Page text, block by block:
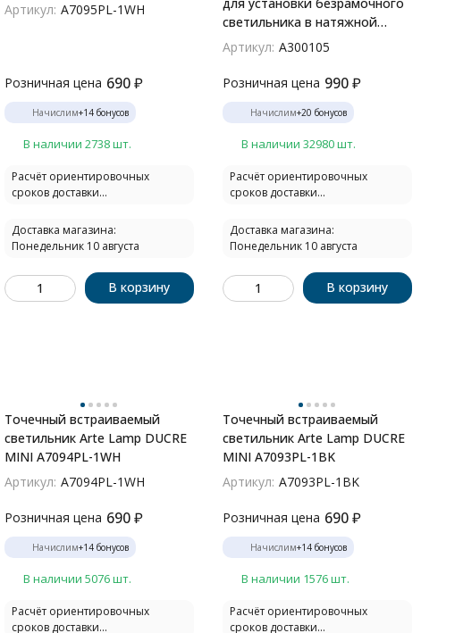
Артикул: A7095PL-1WH
Розничная цена 690 ₽
Начислим+14бонусов
В наличии 2738 шт.
Расчёт ориентировочных
сроков доставки...
Доставка магазина:
Понедельник 10 августа
В корзину
светильника в натяжной
потолок из ПВХ Arte Lamp
INTER A300105
Артикул: A300105
Розничная цена 990 ₽
Начислим+20 бонусов
В наличии 32980 шт.
Расчёт ориентировочных
сроков доставки...
Доставка магазина:
Понедельник 10 августа
В корзину
Точечный встраиваемый
светильник Arte Lamp DUCRE
MINI A7094PL-1WH
Артикул: A7094PL-1WH
Розничная цена 690 ₽
Начислим+14бонусов
В наличии 5076 шт.
Расчёт ориентировочных
сроков доставки...
Точечный встраиваемый
светильник Arte Lamp DUCRE
MINI A7093PL-1BK
Артикул: A7093PL-1BK
Розничная цена 690 ₽
Начислим+14бонусов
В наличии 1576 шт.
Расчёт ориентировочных
сроков доставки...